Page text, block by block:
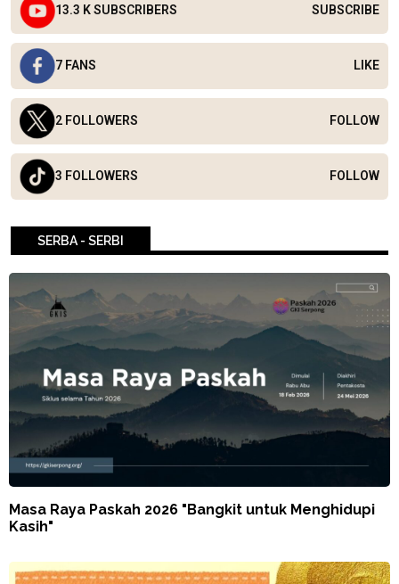
13.3 K SUBSCRIBERS SUBSCRIBE
7 FANS LIKE
2 FOLLOWERS FOLLOW
3 FOLLOWERS FOLLOW
SERBA - SERBI
Masa Raya Paskah 2026 "Bangkit untuk Menghidupi
Kasih"